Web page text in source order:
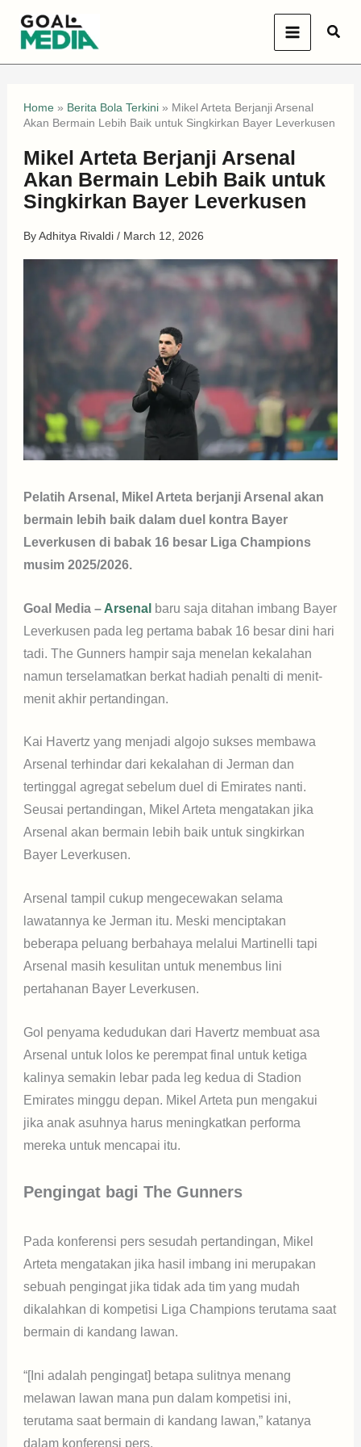
Home» Berita Bola Terkini» Mikel Arteta Berjanji Arsenal
Akan Bermain Lebih Baik untuk Singkirkan Bayer Leverkusen
Mikel Arteta Berjanji Arsenal
Akan Bermain Lebih Baik untuk
Singkirkan Bayer Leverkusen
ByAdhitya Rivaldi / March 12, 2026
Pelatih Arsenal, Mikel Arteta berjanji Arsenal akan
bermain lebih baik dalam duel kontra Bayer
Leverkusen di babak 16 besar Liga Champions
musim 2025/2026.
Goal Media – Arsenal baru saja ditahan imbang Bayer
Leverkusen pada leg pertama babak 16 besar dini hari
tadi. The Gunners hampir saja menelan kekalahan
namun terselamatkan berkat hadiah penalti di menit-
menit akhir pertandingan.
Kai Havertz yang menjadi algojo sukses membawa
Arsenal terhindar dari kekalahan di Jerman dan
tertinggal agregat sebelum duel di Emirates nanti.
Seusai pertandingan, Mikel Arteta mengatakan jika
Arsenal akan bermain lebih baik untuk singkirkan
Bayer Leverkusen.
Arsenal tampil cukup mengecewakan selama
lawatannya ke Jerman itu. Meski menciptakan
beberapa peluang berbahaya melalui Martinelli tapi
Arsenal masih kesulitan untuk menembus lini
pertahanan Bayer Leverkusen.
Gol penyama kedudukan dari Havertz membuat asa
Arsenal untuk lolos ke perempat final untuk ketiga
kalinya semakin lebar pada leg kedua di Stadion
Emirates minggu depan. Mikel Arteta pun mengakui
jika anak asuhnya harus meningkatkan performa
mereka untuk mencapai itu.
Pengingat bagi The Gunners
Pada konferensi pers sesudah pertandingan, Mikel
Arteta mengatakan jika hasil imbang ini merupakan
sebuah pengingat jika tidak ada tim yang mudah
dikalahkan di kompetisi Liga Champions terutama saat
bermain di kandang lawan.
“[Ini adalah pengingat] betapa sulitnya menang
melawan lawan mana pun dalam kompetisi ini,
terutama saat bermain di kandang lawan,” katanya
dalam konferensi pers.